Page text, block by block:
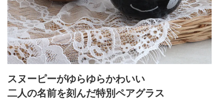
スヌーピーがゆらゆらかわいい
二人の名前を刻んだ特別ペアグラス